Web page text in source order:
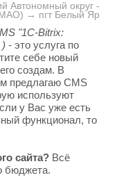
Автономный округ -
→ пгт Белый Яр
"1C-Bitrix:
- это услуга по
себе новый
создам. В
предлагаю CMS
используют
у Вас уже есть
функционал, то
сайта? Всё
бюджета.